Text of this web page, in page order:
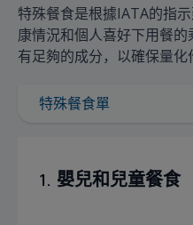
特殊餐食是根據IATA的指
康情況和個人喜好下用餐
有足夠的成分，以確保量化
特殊餐食單
1. 嬰兒和兒童餐食